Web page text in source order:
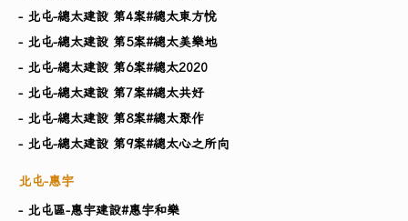
- 北屯-總太建設 第4案#總太東方悅
- 北屯-總太建設 第5案#總太美樂地
- 北屯-總太建設 第6案#總太2020
- 北屯-總太建設 第7案#總太共好
- 北屯-總太建設 第8案#總太聚作
- 北屯-總太建設 第9案#總太心之所向
北屯-惠宇
- 北屯區-惠宇建設#惠宇和樂